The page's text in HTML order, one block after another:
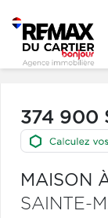
374 900
MAISON
SAINTE-